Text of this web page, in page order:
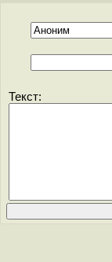
Текст: